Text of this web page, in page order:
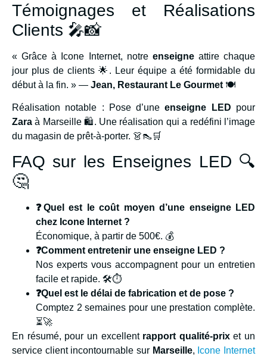
Témoignages et Réalisations
Clients 🎤📸
« Grâce à Icone Internet, notre enseigneattire chaque
jour plus de clients 🌟. Leur équipe a été formidable du
début à la fin. » — Jean, Restaurant Le Gourmet 🍽
Réalisation notable : Pose d’uneenseigne LED pour
Zara à Marseille 🛍. Une réalisation qui a redéfini l’image
du magasin de prêt-à-porter. 👗👠🛒
FAQ sur les Enseignes LED 🔍
🤔
❓Quel est le coût moyen d’une enseigne LED
chez Icone Internet ?
Économique, à partir de 500€. 💰
❓Comment entretenir une enseigne LED ?
Nos experts vous accompagnent pour un entretien
facile et rapide. 🛠⏱
❓Quel est le délai de fabrication et de pose ?
Comptez 2 semaines pour une prestation complète.
⏳🚀
En résumé, pour un excellent rapport qualité-prixet un
service client incontournable sur Marseille, Icone Internet